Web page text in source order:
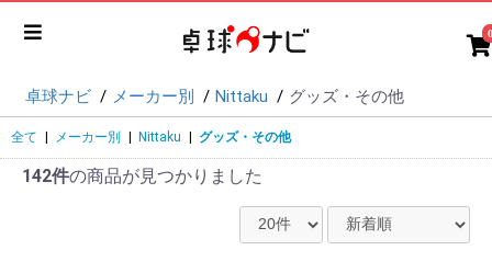
0
卓球ナビ メーカー別 Nittaku グッズ・その他
全て メーカー別 Nittaku グッズ・その他
142件の商品が見つかりました